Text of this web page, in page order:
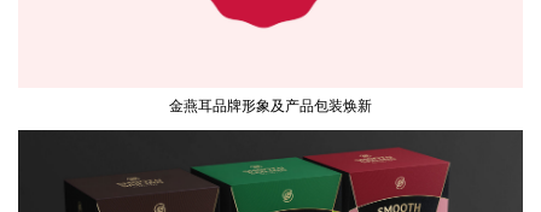
金燕耳品牌形象及产品包装焕新